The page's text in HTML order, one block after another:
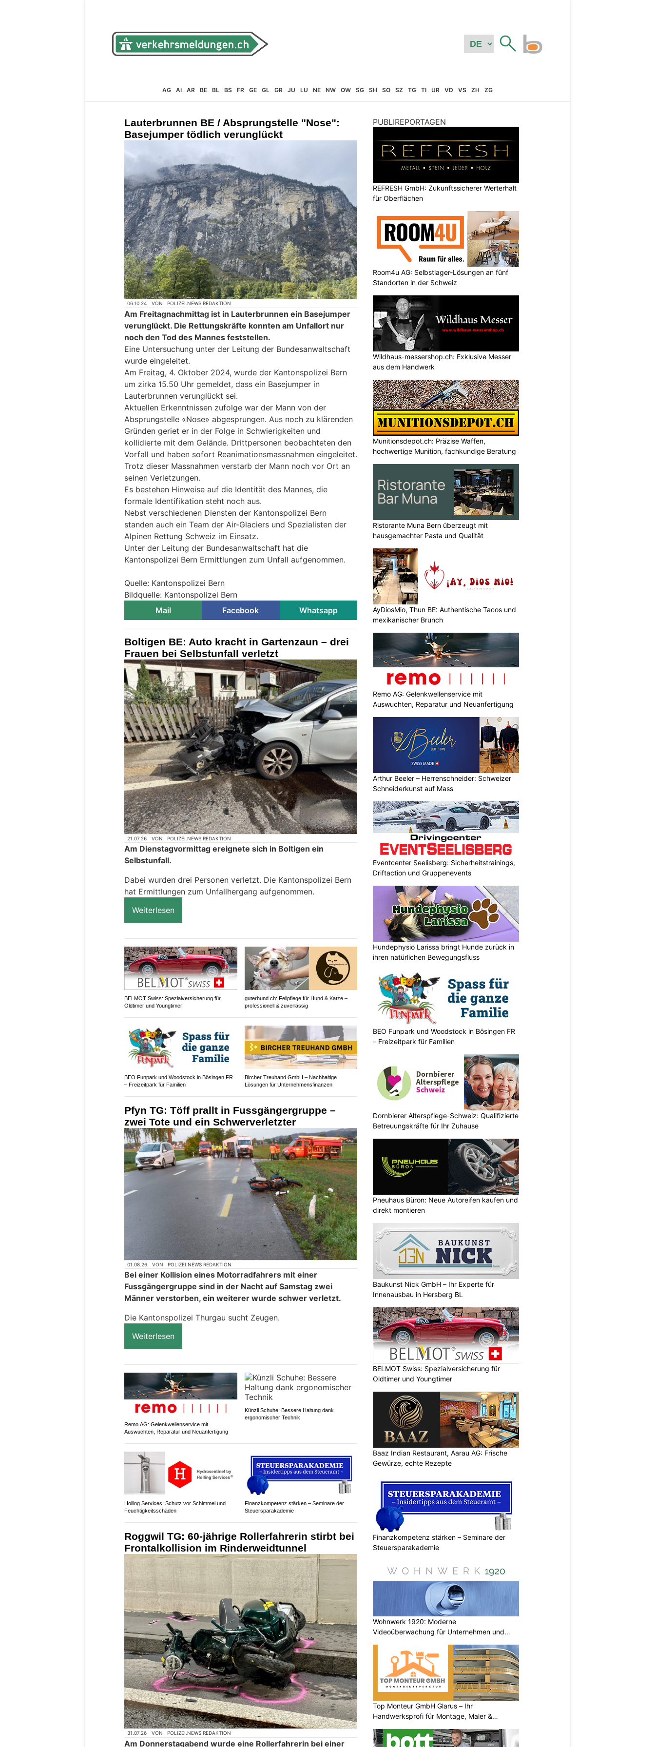
AG AI AR BE BL BS FR GE GL GR JU LU NE NW OW SG SH SO SZ TG TI UR VD VS ZH ZG
Lauterbrunnen BE / Absprungstelle "Nose":
Basejumper tödlich verunglückt
06.10.24 VON POLIZEI.NEWS REDAKTION
Am Freitagnachmittag ist in Lauterbrunnen ein Basejumper
verunglückt. Die Rettungskräfte konnten am Unfallort nur
noch den Tod des Mannes feststellen.
Eine Untersuchung unter der Leitung der Bundesanwaltschaft
wurde eingeleitet.
Am Freitag, 4. Oktober 2024, wurde der Kantonspolizei Bern
um zirka 15.50 Uhr gemeldet, dass ein Basejumper in
Lauterbrunnen verunglückt sei.
Aktuellen Erkenntnissen zufolge war der Mann von der
Absprungstelle «Nose» abgesprungen. Aus noch zu klärenden
Gründen geriet er in der Folge in Schwierigkeiten und
kollidierte mit dem Gelände. Drittpersonen beobachteten den
Vorfall und haben sofort Reanimationsmassnahmen eingeleitet.
Trotz dieser Massnahmen verstarb der Mann noch vor Ort an
seinen Verletzungen.
Es bestehen Hinweise auf die Identität des Mannes, die
formale Identifikation steht noch aus.
Nebst verschiedenen Diensten der Kantonspolizei Bern
standen auch ein Team der Air-Glaciers und Spezialisten der
Alpinen Rettung Schweiz im Einsatz.
Unter der Leitung der Bundesanwaltschaft hat die
Kantonspolizei Bern Ermittlungen zum Unfall aufgenommen.
Quelle: Kantonspolizei Bern
Bildquelle: Kantonspolizei Bern
Mail
Facebook Whatsapp
Boltigen BE: Auto kracht in Gartenzaun – drei
Frauen bei Selbstunfall verletzt
21.07.26 VON POLIZEI.NEWS REDAKTION
Am Dienstagvormittag ereignete sich in Boltigen ein
Selbstunfall.
Dabei wurden drei Personen verletzt. Die Kantonspolizei Bern
hat Ermittlungen zum Unfallhergang aufgenommen.
Weiterlesen
BELMOT Swiss: Spezialversicherung für
Oldtimer und Youngtimer
guterhund.ch: Fellpflege für Hund & Katze –
professionell & zuverlässig
BEO Funpark und Woodstock in Bösingen FR
– Freizeitpark für Familien
Bircher Treuhand GmbH – Nachhaltige
Lösungen für Unternehmensfinanzen
Pfyn TG: Töff prallt in Fussgängergruppe –
zwei Tote und ein Schwerverletzter
01.08.26 VON POLIZEI.NEWS REDAKTION
Bei einer Kollision eines Motorradfahrers mit einer
Fussgängergruppe sind in der Nacht auf Samstag zwei
Männer verstorben, ein weiterer wurde schwer verletzt.
Die Kantonspolizei Thurgau sucht Zeugen.
Weiterlesen
Remo AG: Gelenkwellenservice mit
Auswuchten, Reparatur und Neuanfertigung
Künzli Schuhe: Bessere Haltung dank
ergonomischer Technik
Holling Services: Schutz vor Schimmel und
Feuchtigkeitsschäden
Finanzkompetenz stärken – Seminare der
Steuersparakademie
Roggwil TG: 60-jährige Rollerfahrerin stirbt bei
Frontalkollision im Rinderweidtunnel
31.07.26 VON POLIZEI.NEWS REDAKTION
Am Donnerstagabend wurde eine Rollerfahrerin bei einer
PUBLIREPORTAGEN
REFRESH GmbH: Zukunftssicherer Werterhalt
für Oberflächen
Room4u AG: Selbstlager-Lösungen an fünf
Standorten in der Schweiz
Wildhaus-messershop.ch: Exklusive Messer
aus dem Handwerk
Munitionsdepot.ch: Präzise Waffen,
hochwertige Munition, fachkundige Beratung
Ristorante Muna Bern überzeugt mit
hausgemachter Pasta und Qualität
AyDiosMio, Thun BE: Authentische Tacos und
mexikanischer Brunch
Remo AG: Gelenkwellenservice mit
Auswuchten, Reparatur und Neuanfertigung
Arthur Beeler – Herrenschneider: Schweizer
Schneiderkunst auf Mass
Eventcenter Seelisberg: Sicherheitstrainings,
Driftaction und Gruppenevents
Hundephysio Larissa bringt Hunde zurück in
ihren natürlichen Bewegungsfluss
BEO Funpark und Woodstock in Bösingen FR
– Freizeitpark für Familien
Dornbierer Alterspflege-Schweiz: Qualifizierte
Betreuungskräfte für Ihr Zuhause
Pneuhaus Büron: Neue Autoreifen kaufen und
direkt montieren
Baukunst Nick GmbH – Ihr Experte für
Innenausbau in Hersberg BL
BELMOT Swiss: Spezialversicherung für
Oldtimer und Youngtimer
Baaz Indian Restaurant, Aarau AG: Frische
Gewürze, echte Rezepte
Finanzkompetenz stärken – Seminare der
Steuersparakademie
Wohnwerk 1920: Moderne
Videoüberwachung für Unternehmen und
Top Monteur GmbH Glarus – Ihr
Handwerksprofi für Montage, Maler &